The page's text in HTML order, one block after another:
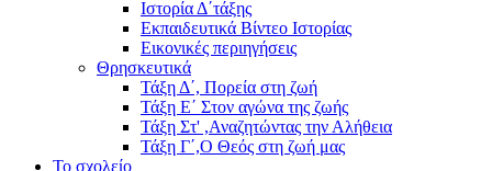
Ιστορία Δ΄τάξης
Εκπαιδευτικά Βίντεο Ιστορίας
Εικονικές περιηγήσεις
Θρησκευτικά
Τάξη Δ΄, Πορεία στη ζωή
Τάξη Ε΄ Στον αγώνα της ζωής
Τάξη Στ' ,Αναζητώντας την Αλήθεια
Τάξη Γ΄,Ο Θεός στη ζωή μας
Το σχολείο